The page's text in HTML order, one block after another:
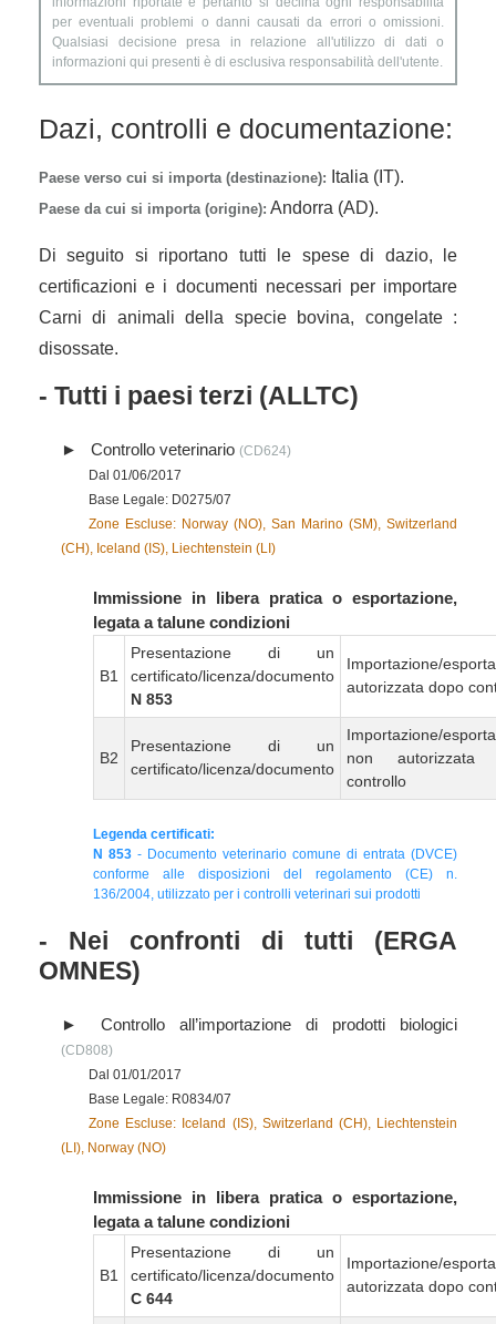
per eventuali problemi o danni causati da errori o omissioni.
Qualsiasi decisione presa in relazione all'utilizzo di dati o
informazioni qui presenti è di esclusiva responsabilità dell'utente.
Dazi, controlli e documentazione:
Paese verso cui si importa (destinazione): Italia (IT).
Paese da cui si importa (origine): Andorra (AD).
Di seguito si riportano tutti le spese di dazio, le
certificazioni e i documenti necessari per importare
Carni di animali della specie bovina, congelate :
disossate.
- Tutti i paesi terzi (ALLTC)
Controllo veterinario (CD624)
Dal 01/06/2017
Base Legale: D0275/07
Zone Escluse: Norway (NO), San Marino (SM), Switzerland
(CH), Iceland (IS), Liechtenstein (LI)
Immissione in libera pratica o esportazione,
legata a talune condizioni
B1
Presentazione di un
certificato/licenza/documento
N 853
Importazione/
autorizzata dopo
B2
Presentazione di un
certificato/licenza/documento
Importazione/
non autorizzata
controllo
Legenda certificati:
N 853 - Documento veterinario comune di entrata (DVCE)
conforme alle disposizioni del regolamento (CE) n.
136/2004, utilizzato per i controlli veterinari sui prodotti
- Nei confronti di tutti (ERGA
OMNES)
Controllo all’importazione di prodotti biologici
(CD808)
Dal 01/01/2017
Base Legale: R0834/07
Zone Escluse: Iceland (IS), Switzerland (CH), Liechtenstein
(LI), Norway (NO)
Immissione in libera pratica o esportazione,
legata a talune condizioni
B1
Presentazione di un
certificato/licenza/documento
C 644
Importazione/
autorizzata dopo